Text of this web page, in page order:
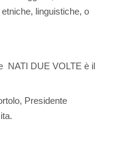
linguistiche, o
NATI DUE VOLTE è il
Presidente